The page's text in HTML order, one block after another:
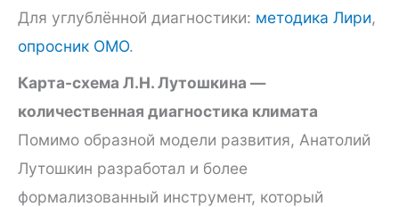
Для углублённой диагностики: методика Лири,
опросник ОМО.
Карта-схема Л.Н. Лутошкина —
количественная диагностика климата
Помимо образной модели развития, Анатолий
Лутошкин разработал и более
формализованный инструмент, который